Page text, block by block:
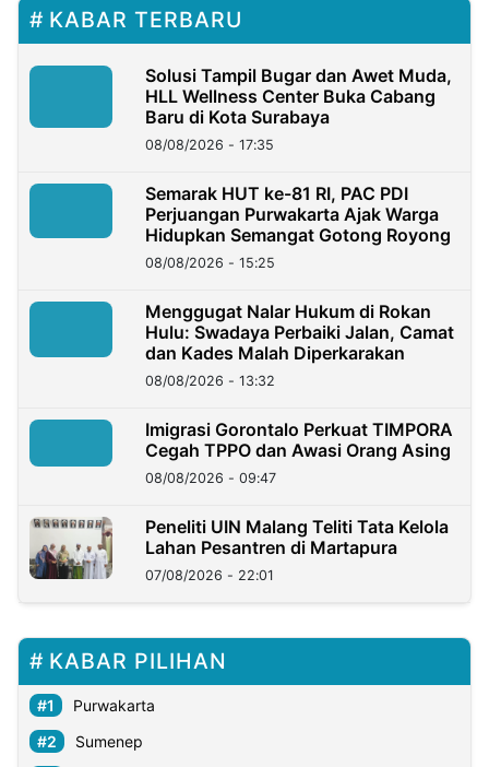
KABAR TERBARU
Solusi Tampil Bugar dan Awet Muda,
HLL Wellness Center Buka Cabang
Baru di Kota Surabaya
08/08/2026 - 17:35
Semarak HUT ke-81 RI, PAC PDI
Perjuangan Purwakarta Ajak Warga
Hidupkan Semangat Gotong Royong
08/08/2026 - 15:25
Menggugat Nalar Hukum di Rokan
Hulu: Swadaya Perbaiki Jalan, Camat
dan Kades Malah Diperkarakan
08/08/2026 - 13:32
Imigrasi Gorontalo Perkuat TIMPORA
Cegah TPPO dan Awasi Orang Asing
08/08/2026 - 09:47
Peneliti UIN Malang Teliti Tata Kelola
Lahan Pesantren di Martapura
07/08/2026 - 22:01
KABAR PILIHAN
Purwakarta
Sumenep